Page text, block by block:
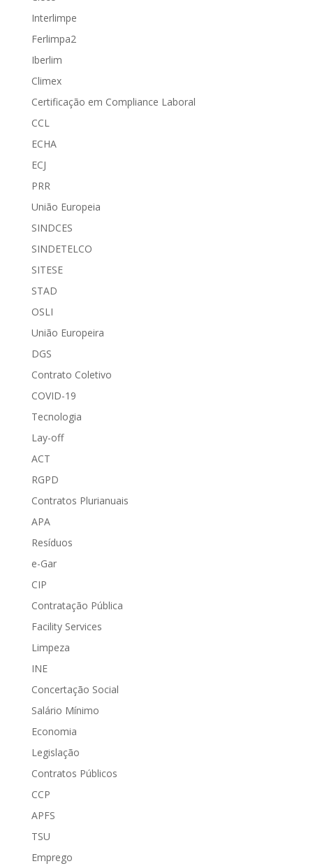
Interlimpe
Ferlimpa2
Iberlim
Climex
Certificação em Compliance Laboral
CCL
ECHA
ECJ
PRR
União Europeia
SINDCES
SINDETELCO
SITESE
STAD
OSLI
União Europeira
DGS
Contrato Coletivo
COVID-19
Tecnologia
Lay-off
ACT
RGPD
Contratos Plurianuais
APA
Resíduos
e-Gar
CIP
Contratação Pública
Facility Services
Limpeza
INE
Concertação Social
Salário Mínimo
Economia
Legislação
Contratos Públicos
CCP
APFS
TSU
Emprego